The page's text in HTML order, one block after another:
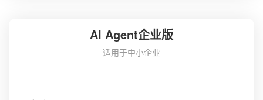
AI Agent企业版
适用于中小企业